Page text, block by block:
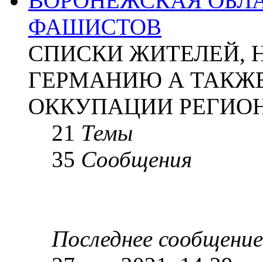
ФАШИСТОВ
СПИСКИ ЖИТЕЛЕЙ,
ГЕРМАНИЮ А
ОККУПАЦИИ
21 Темы
35 Сообщения
Последнее сообщение